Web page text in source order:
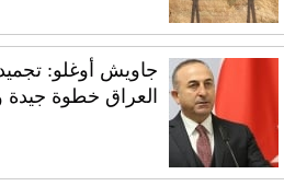
جاويش أوغلو:
العراق خطوة جيدة